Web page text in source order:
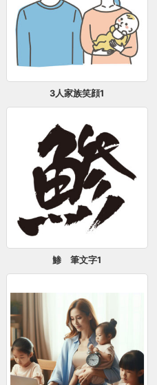
3人家族笑顔1
鯵 筆文字1